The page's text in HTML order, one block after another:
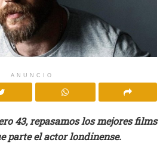
ANUNCIO
43, repasamos los mejores films
parte el actor londinense.